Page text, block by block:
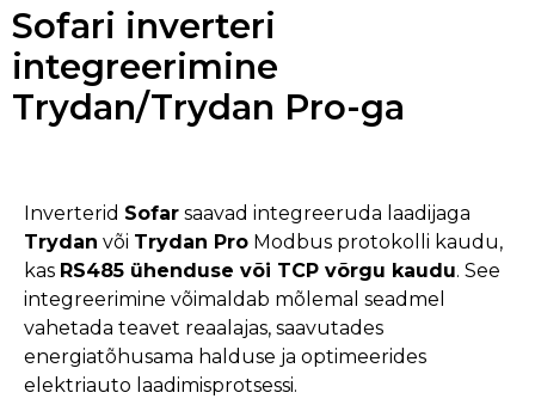
Osta veebist
Sofari inverteri
integreerimine
Trydan/Trydan Pro-ga
Inverterid Sofar saavad integreeruda laadijaga
Trydan või Trydan Pro Modbus protokolli kaudu,
kas RS485 ühenduse või TCP võrgu kaudu. See
integreerimine võimaldab mõlemal seadmel
vahetada teavet reaalajas, saavutades
energiatõhusama halduse ja optimeerides
elektriauto laadimisprotsessi.